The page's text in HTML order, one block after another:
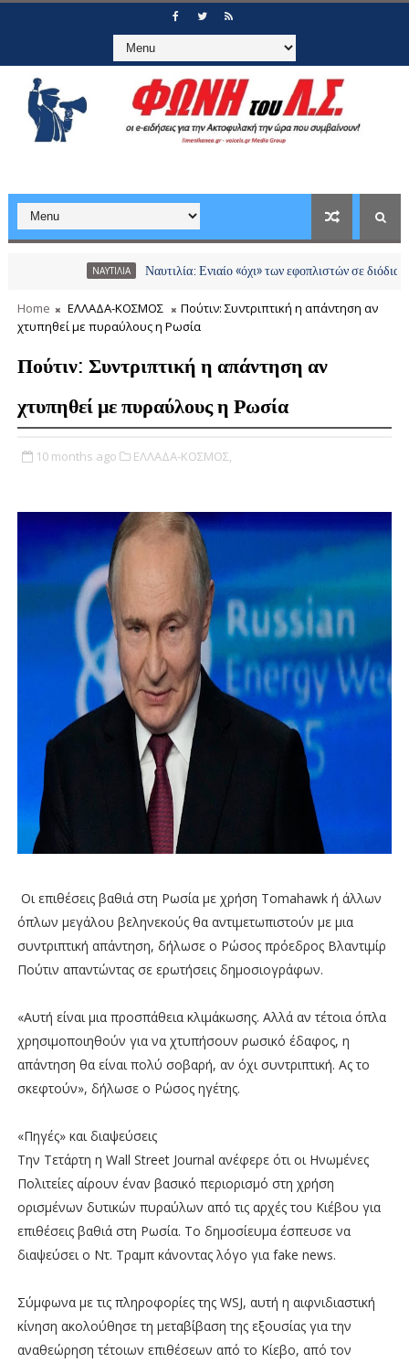
Ναυτιλία: Ενιαίο «όχι» των εφοπλιστών σε διόδια και
Home ΕΛΛΑΔΑ-ΚΟΣΜΟΣ
Πούτιν: Συντριπτική η απάντηση αν
χτυπηθεί με πυραύλους η Ρωσία
Πούτιν: Συντριπτική η απάντηση αν
χτυπηθεί με πυραύλους η Ρωσία
10 months ago ΕΛΛΑΔΑ-ΚΟΣΜΟΣ,
Οι επιθέσεις βαθιά στη Ρωσία με χρήση Tomahawk ή άλλων
όπλων μεγάλου βεληνεκούς θα αντιμετωπιστούν με μια
συντριπτική απάντηση, δήλωσε ο Ρώσος πρόεδρος Βλαντιμίρ
Πούτιν απαντώντας σε ερωτήσεις δημοσιογράφων.
«Αυτή είναι μια προσπάθεια κλιμάκωσης. Αλλά αν τέτοια όπλα
χρησιμοποιηθούν για να χτυπήσουν ρωσικό έδαφος, η
απάντηση θα είναι πολύ σοβαρή, αν όχι συντριπτική. Ας το
σκεφτούν», δήλωσε ο Ρώσος ηγέτης.
«Πηγές» και διαψεύσεις
Την Τετάρτη η Wall Street Journal ανέφερε ότι οι Ηνωμένες
Πολιτείες αίρουν έναν βασικό περιορισμό στη χρήση
ορισμένων δυτικών πυραύλων από τις αρχές του Κιέβου για
επιθέσεις βαθιά στη Ρωσία. Το δημοσίευμα έσπευσε να
διαψεύσει ο Ντ. Τραμπ κάνοντας λόγο για fake news.
Σύμφωνα με τις πληροφορίες της WSJ, αυτή η αιφνιδιαστική
κίνηση ακολούθησε τη μεταβίβαση της εξουσίας για την
αναθεώρηση τέτοιων επιθέσεων από το Κίεβο, από τον